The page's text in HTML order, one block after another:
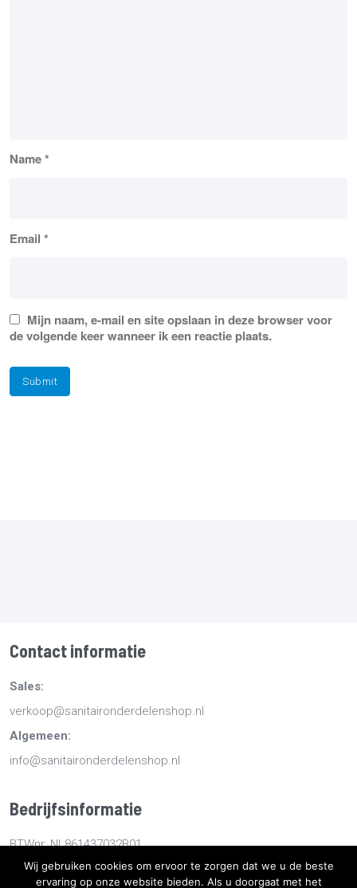
Name*
Email *
Mijn naam, e-mail en site opslaan in deze browser voor
de volgende keer wanneer ik een reactie plaats.
Contact informatie
Sales:
verkoop@sanitaironderdelenshop.nl
Algemeen:
info@sanitaironderdelenshop.nl
Bedrijfsinformatie
BTWnr: NL861437032B01
KvKnr: 78527112
Wij gebruiken cookies om ervoor te zorgen dat we u de beste
ervaring op onze website bieden. Als u doorgaat met het